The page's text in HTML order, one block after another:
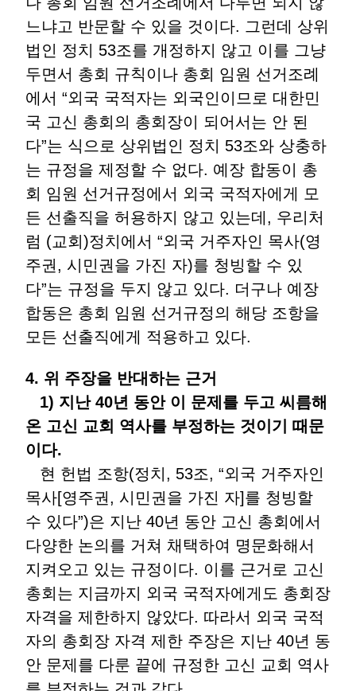
느냐고 반문할 수 있을 것이다. 그런데 상위
법인 정치 53조를 개정하지 않고 이를 그냥
두면서 총회 규칙이나 총회 임원 선거조례
에서 “외국 국적자는 외국인이므로 대한민
국 고신 총회의 총회장이 되어서는 안 된
다”는 식으로 상위법인 정치 53조와 상충하
는 규정을 제정할 수 없다. 예장 합동이 총
회 임원 선거규정에서 외국 국적자에게 모
든 선출직을 허용하지 않고 있는데, 우리처
럼 (교회)정치에서 “외국 거주자인 목사(영
주권, 시민권을 가진 자)를 청빙할 수 있
다”는 규정을 두지 않고 있다. 더구나 예장
합동은 총회 임원 선거규정의 해당 조항을
모든 선출직에게 적용하고 있다.
4. 위 주장을 반대하는 근거
1) 지난 40년 동안 이 문제를 두고 씨름해
온 고신 교회 역사를 부정하는 것이기 때문
이다.
현 헌법 조항(정치, 53조, “외국 거주자인
목사[영주권, 시민권을 가진 자]를 청빙할
수 있다”)은 지난 40년 동안 고신 총회에서
다양한 논의를 거쳐 채택하여 명문화해서
지켜오고 있는 규정이다. 이를 근거로 고신
총회는 지금까지 외국 국적자에게도 총회장
자격을 제한하지 않았다. 따라서 외국 국적
자의 총회장 자격 제한 주장은 지난 40년 동
안 문제를 다룬 끝에 규정한 고신 교회 역사